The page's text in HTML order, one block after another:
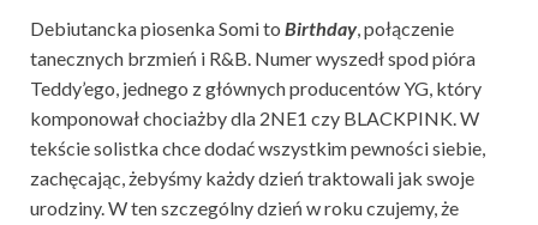
Debiutancka piosenka Somi to Birthday, połączenie
tanecznych brzmień i R&B. Numer wyszedł spod pióra
Teddy’ego, jednego z głównych producentów YG, który
komponował chociażby dla 2NE1 czy BLACKPINK. W
tekście solistka chce dodać wszystkim pewności siebie,
zachęcając, żebyśmy każdy dzień traktowali jak swoje
urodziny. W ten szczególny dzień w roku czujemy, że